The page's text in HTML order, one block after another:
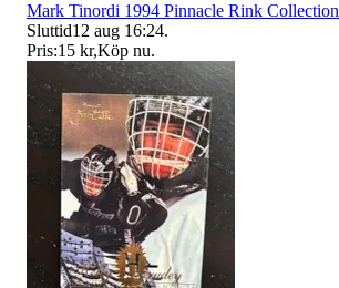
Mark Tinordi 1994 Pinnacle Rink Collection
Sluttid12 aug 16:24.
Pris:15 kr,Köp nu.